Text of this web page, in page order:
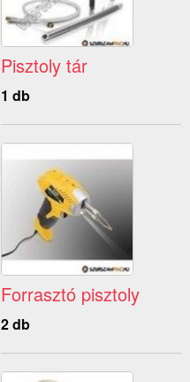
Pisztoly tár
1 db
Forrasztó pisztoly
2 db